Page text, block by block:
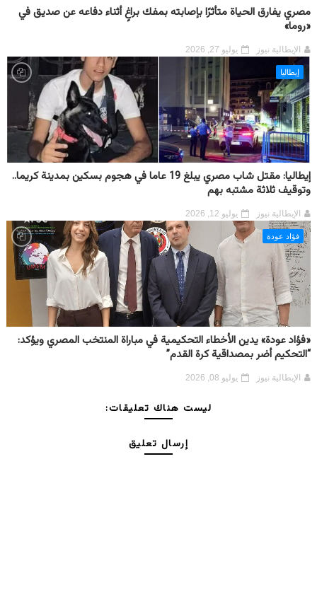
مصري يفارق الحياة متأثرًا بإصابته بمفك براغٍ أثناء دفاعه عن صديق في
«روما»
الإيطالية نيوز يوليو 27, 2026
إيطاليا
إيطاليا: مقتل شاب مصري يبلغ 19 عاما في هجوم بسكين بمدينة كريما..
وتوقيف ثلاثة مشتبه بهم
الإيطالية نيوز يوليو 12, 2026
فؤاد عودة
«فؤاد عودة» يدين الأخطاء التحكيمية في مباراة المنتخب المصري ويؤكد:
“التحكيم أضر بمصداقية كرة القدم”
الإيطالية نيوز يوليو 08, 2026
ليست هناك تعليقات:
إرسال تعليق